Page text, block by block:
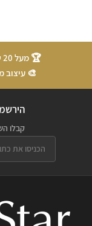
🏆 מעל 20 שנות ניסיון
🎨 עיצוב
קבלו